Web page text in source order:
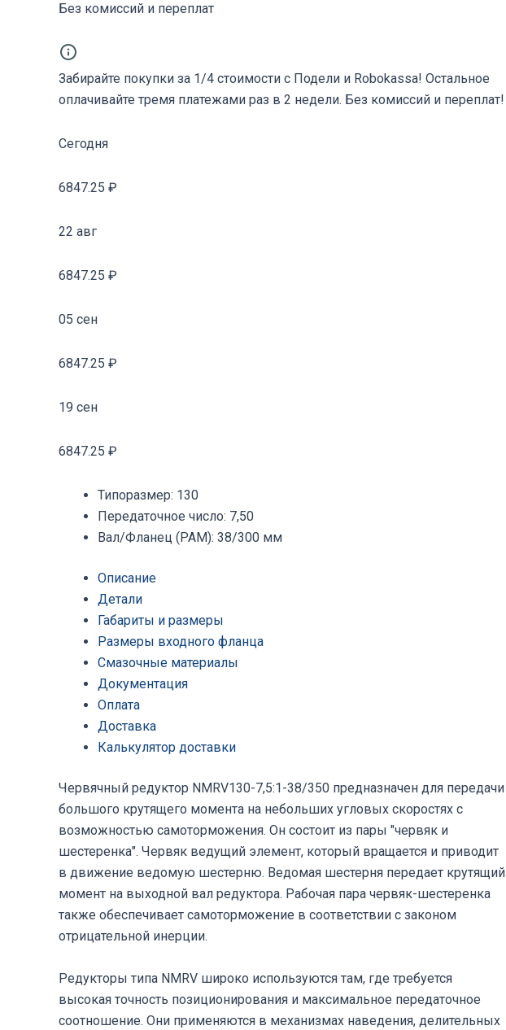
Без комиссий и переплат
Забирайте покупки за 1/4 стоимости с Подели и Robokassa! Остальное
оплачивайте тремя платежами раз в 2 недели. Без комиссий и переплат!
Сегодня
6847.25 ₽
22 авг
6847.25 ₽
05 сен
6847.25 ₽
19 сен
6847.25 ₽
Типоразмер: 130
Передаточное число: 7,50
Вал/Фланец (PAM): 38/300 мм
Описание
Детали
Габариты и размеры
Размеры входного фланца
Смазочные материалы
Документация
Оплата
Доставка
Калькулятор доставки
Червячный редуктор NMRV130-7,5:1-38/350 предназначен для передачи
большого крутящего момента на небольших угловых скоростях с
возможностью самоторможения. Он состоит из пары "червяк и
шестеренка". Червяк ведущий элемент, который вращается и приводит
в движение ведомую шестерню. Ведомая шестерня передает крутящий
момент на выходной вал редуктора. Рабочая пара червяк-шестеренка
также обеспечивает самоторможение в соответствии с законом
отрицательной инерции.
Редукторы типа NMRV широко используются там, где требуется
высокая точность позиционирования и максимальное передаточное
соотношение. Они применяются в механизмах наведения, делительных